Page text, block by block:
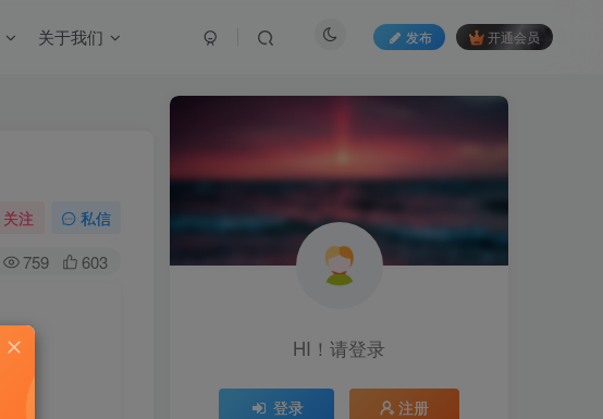
关于我们 发布 开通会员
关注 私信
759 603
HI！请登录
登录 注册